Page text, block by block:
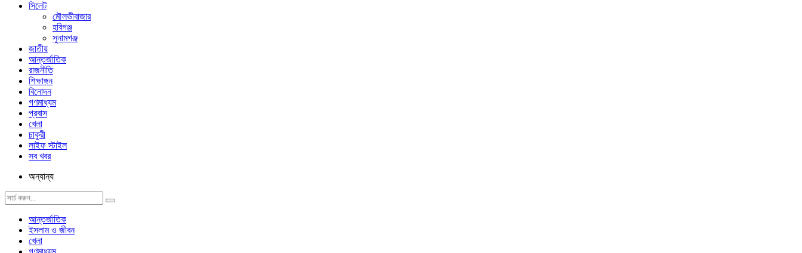
সিলেট
মৌলভীবাজার
হবিগঞ্জ
সুনামগঞ্জ
জাতীয়
আন্তর্জাতিক
রাজনীতি
শিক্ষাঙ্গন
বিনোদন
গণমাধ্যম
প্রবাস
খেলা
চাকুরী
লাইফ স্টাইল
সব খবর
অন্যান্য
আন্তর্জাতিক
ইসলাম ও জীবন
খেলা